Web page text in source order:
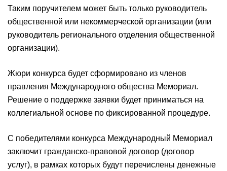
Таким поручителем может быть только руководитель
общественной или некоммерческой организации (или
руководитель регионального отделения общественной
организации).
Жюри конкурса будет сформировано из членов
правления Международного общества Мемориал.
Решение о поддержке заявки будет приниматься на
коллегиальной основе по фиксированной процедуре.
С победителями конкурса Международный Мемориал
заключит гражданско-правовой договор (договор
услуг), в рамках которых будут перечислены денежные